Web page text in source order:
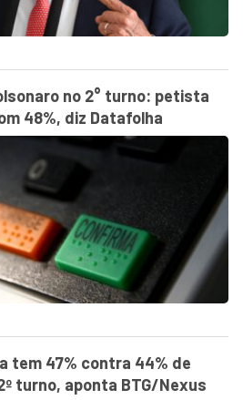
no 2° turno: petista
48%, diz Datafolha
tem 47% contra 44% de
turno, aponta BTG/Nexus